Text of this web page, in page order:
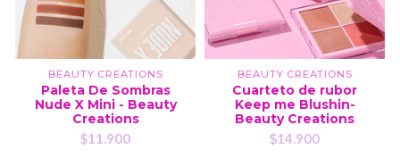
BEAUTY CREATIONS
Paleta De Sombras
Nude X Mini - Beauty
Creations
$11.900
BEAUTY CREATIONS
Cuarteto de rubor
Keep me Blushin-
Beauty Creations
$14.900